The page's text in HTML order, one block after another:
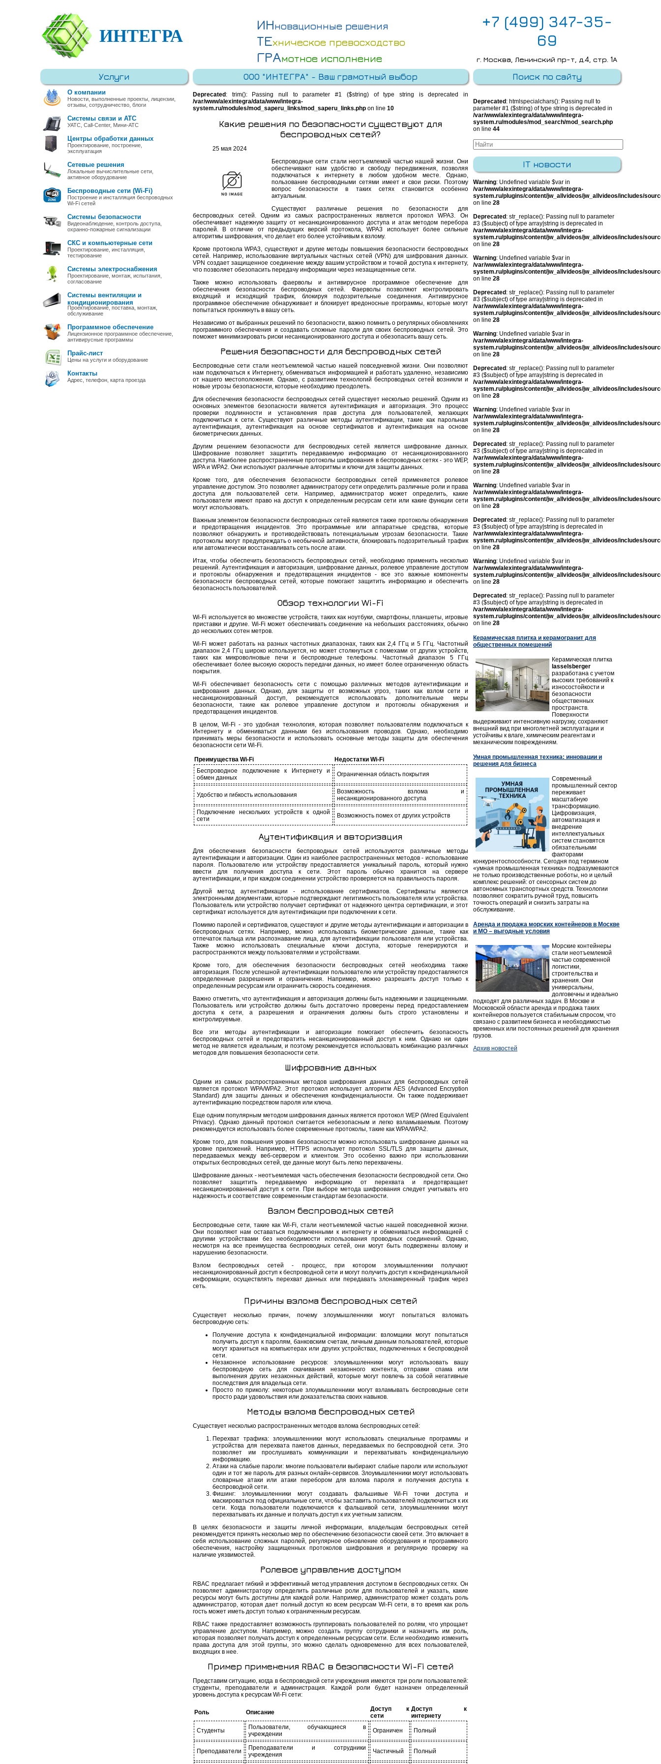
ИНТЕГРА
ИНновационные решения
ТЕхническое превосходство
ГРАмотное исполнение
+7 (499) 347-35-
69
г. Москва, Ленинский пр-т, д.4, стр. 1А
E-mail:info@integra-system.ru
Услуги
О компании
Новости, выполненные проекты, лицензии,
отзывы, сотрудничество, блоги
Системы связи и АТС
УАТС, Call-Center, Мини-АТС
Центры обработки данных
Проектирование, построение,
эксплуатация
Сетевые решения
Локальные вычислительные сети,
активное оборудование
Беспроводные сети (Wi-Fi)
Построение и инсталляция беспроводных
Wi-Fi сетей
Системы безопасности
Видеонаблюдение, контроль доступа,
охранно-пожарные сигнализации
СКС и компьютерные сети
Проектирование, инсталляция,
тестирование
Системы электроснабжения
Проектирование, монтаж, испытания,
согласование
Системы вентиляции и
кондиционирования
Проектирование, поставка, монтаж,
обслуживание
Программное обеспечение
Лицензионное программное обеспечение,
антивирусные программы
Прайс-лист
Цены на услуги и оборудование
Контакты
Адрес, телефон, карта проезда
ООО "ИНТЕГРА" - Ваш грамотный выбор
Deprecated : trim(): Passing null to parameter #1 ($string) of type string is deprecated in
/var/www/alexintegra/data/www/integra-
system.ru/modules/mod_saperu_links/mod_saperu_links.php on line 10
Какие решения по безопасности существуют для
беспроводных сетей?
25 мая 2024
Беспроводные сети стали неотъемлемой частью нашей жизни. Они
обеспечивают нам удобство и свободу передвижения, позволяя
подключаться к интернету в любом удобном месте. Однако,
пользование беспроводными сетями имеет и свои риски. Поэтому
вопрос безопасности в таких сетях становится особенно
актуальным.
Существуют различные решения по безопасности для
беспроводных сетей. Одним из самых распространенных является протокол WPA3. Он
обеспечивает надежную защиту от несанкционированного доступа и атак методом перебора
паролей. В отличие от предыдущих версий протокола, WPA3 использует более сильные
алгоритмы шифрования, что делает его более устойчивым к взлому.
Кроме протокола WPA3, существуют и другие методы повышения безопасности беспроводных
сетей. Например, использование виртуальных частных сетей (VPN) для шифрования данных.
VPN создает защищенное соединение между вашим устройством и точкой доступа к интернету,
что позволяет обезопасить передачу информации через незащищенные сети.
Также можно использовать фаерволы и антивирусное программное обеспечение для
обеспечения безопасности беспроводных сетей. Фаерволы позволяют контролировать
входящий и исходящий трафик, блокируя подозрительные соединения. Антивирусное
программное обеспечение обнаруживает и блокирует вредоносные программы, которые могут
попытаться проникнуть в вашу сеть.
Независимо от выбранных решений по безопасности, важно помнить о регулярных обновлениях
программного обеспечения и создавать сложные пароли для своих беспроводных сетей. Это
поможет минимизировать риски несанкционированного доступа и обезопасить вашу сеть.
Решения безопасности для беспроводных сетей
Беспроводные сети стали неотъемлемой частью нашей повседневной жизни. Они позволяют
нам подключаться к Интернету, обмениваться информацией и работать удаленно, независимо
от нашего местоположения. Однако, с развитием технологий беспроводных сетей возникли и
новые угрозы безопасности, которые необходимо преодолеть.
Для обеспечения безопасности беспроводных сетей существует несколько решений. Одним из
основных элементов безопасности является аутентификация и авторизация. Это процесс
проверки подлинности и установления прав доступа для пользователей, желающих
подключиться к сети. Существуют различные методы аутентификации, такие как парольная
аутентификация, аутентификация на основе сертификатов и аутентификация на основе
биометрических данных.
Другим решением безопасности для беспроводных сетей является шифрование данных.
Шифрование позволяет защитить передаваемую информацию от несанкционированного
доступа. Наиболее распространенные протоколы шифрования в беспроводных сетях - это WEP,
WPA и WPA2. Они используют различные алгоритмы и ключи для защиты данных.
Кроме того, для обеспечения безопасности беспроводных сетей применяется ролевое
управление доступом. Это позволяет администратору сети определить различные роли и права
доступа для пользователей сети. Например, администратор может определить, какие
пользователи имеют право на доступ к определенным ресурсам сети или какие функции сети
могут использовать.
Важным элементом безопасности беспроводных сетей являются также протоколы обнаружения
и предотвращения инцидентов. Это программные или аппаратные средства, которые
позволяют обнаружить и противодействовать потенциальным угрозам безопасности. Такие
протоколы могут предупреждать о необычной активности, блокировать подозрительный трафик
или автоматически восстанавливать сеть после атаки.
Итак, чтобы обеспечить безопасность беспроводных сетей, необходимо применить несколько
решений. Аутентификация и авторизация, шифрование данных, ролевое управление доступом
и протоколы обнаружения и предотвращения инцидентов - все это важные компоненты
безопасности беспроводных сетей, которые помогают защитить информацию и обеспечить
безопасность пользователей.
Обзор технологии Wi-Fi
Wi-Fi используется во множестве устройств, таких как ноутбуки, смартфоны, планшеты, игровые
приставки и другие. Wi-Fi может обеспечивать соединение на небольших расстояниях, обычно
до нескольких сотен метров.
Wi-Fi может работать на разных частотных диапазонах, таких как 2,4 ГГц и 5 ГГц. Частотный
диапазон 2,4 ГГц широко используется, но может столкнуться с помехами от других устройств,
таких как микроволновые печи и беспроводные телефоны. Частотный диапазон 5 ГГц
обеспечивает более высокую скорость передачи данных, но имеет более ограниченную область
покрытия.
Wi-Fi обеспечивает безопасность сети с помощью различных методов аутентификации и
шифрования данных. Однако, для защиты от возможных угроз, таких как взлом сети и
несанкционированный доступ, рекомендуется использовать дополнительные меры
безопасности, такие как ролевое управление доступом и протоколы обнаружения и
предотвращения инцидентов.
В целом, Wi-Fi - это удобная технология, которая позволяет пользователям подключаться к
Интернету и обмениваться данными без использования проводов. Однако, необходимо
принимать меры безопасности и использовать основные методы защиты для обеспечения
безопасности сети Wi-Fi.
Преимущества Wi-Fi
Недостатки Wi-Fi
Беспроводное подключение к Интернету и
обмен данных
Ограниченная область покрытия
Удобство и гибкость использования
Возможность взлома и
несанкционированного доступа
Подключение нескольких устройств к одной
сети
Возможность помех от других устройств
Аутентификация и авторизация
Для обеспечения безопасности беспроводных сетей используются различные методы
аутентификации и авторизации. Один из наиболее распространенных методов - использование
пароля. Пользователю или устройству предоставляется уникальный пароль, который нужно
ввести для получения доступа к сети. Этот пароль обычно хранится на сервере
аутентификации, и при каждом соединении устройство проверяется на правильность пароля.
Другой метод аутентификации - использование сертификатов. Сертификаты являются
электронными документами, которые подтверждают легитимность пользователя или устройства.
Пользователь или устройство получает сертификат от надежного центра сертификации, и этот
сертификат используется для аутентификации при подключении к сети.
Помимо паролей и сертификатов, существуют и другие методы аутентификации и авторизации в
беспроводных сетях. Например, можно использовать биометрические данные, такие как
отпечаток пальца или распознавание лица, для аутентификации пользователя или устройства.
Также можно использовать специальные ключи доступа, которые генерируются и
распространяются между пользователями и устройствами.
Кроме того, для обеспечения безопасности беспроводных сетей необходима также
авторизация. После успешной аутентификации пользователю или устройству предоставляются
определенные разрешения и ограничения. Например, можно разрешить доступ только к
определенным ресурсам или ограничить скорость соединения.
Важно отметить, что аутентификация и авторизация должны быть надежными и защищенными.
Пользователь или устройство должны быть достаточно проверены перед предоставлением
доступа к сети, а разрешения и ограничения должны быть строго установлены и
контролируемые.
Все эти методы аутентификации и авторизации помогают обеспечить безопасность
беспроводных сетей и предотвратить несанкционированный доступ к ним. Однако ни один
метод не является идеальным, и поэтому рекомендуется использовать комбинацию различных
методов для повышения безопасности сети.
Шифрование данных
Одним из самых распространенных методов шифрования данных для беспроводных сетей
является протокол WPA/WPA2. Этот протокол использует алгоритм AES (Advanced Encryption
Standard) для защиты данных и обеспечения конфиденциальности. Он также поддерживает
аутентификацию посредством пароля или ключа.
Еще одним популярным методом шифрования данных является протокол WEP (Wired Equivalent
Privacy). Однако данный протокол считается небезопасным и легко взламываемым. Поэтому
рекомендуется использовать более современные протоколы, такие как WPA/WPA2.
Кроме того, для повышения уровня безопасности можно использовать шифрование данных на
уровне приложений. Например, HTTPS использует протокол SSL/TLS для защиты данных,
передаваемых между веб-сервером и клиентом. Это особенно важно при использовании
открытых беспроводных сетей, где данные могут быть легко перехвачены.
Шифрование данных - неотъемлемая часть обеспечения безопасности беспроводной сети. Оно
позволяет защитить передаваемую информацию от перехвата и предотвращает
несанкционированный доступ к сети. При выборе метода шифрования следует учитывать его
надежность и соответствие современным стандартам безопасности.
Взлом беспроводных сетей
Беспроводные сети, такие как Wi-Fi, стали неотъемлемой частью нашей повседневной жизни.
Они позволяют нам оставаться подключенными к интернету и обмениваться информацией с
другими устройствами без необходимости использования проводных соединений. Однако,
несмотря на все преимущества беспроводных сетей, они могут быть подвержены взлому и
нарушению безопасности.
Взлом беспроводных сетей - процесс, при котором злоумышленники получают
несанкционированный доступ к беспроводной сети и могут получить доступ к конфиденциальной
информации, осуществлять перехват данных или передавать злонамеренный трафик через
сеть.
Причины взлома беспроводных сетей
Существует несколько причин, почему злоумышленники могут попытаться взломать
беспроводную сеть:
Получение доступа к конфиденциальной информации: взломщики могут попытаться
получить доступ к паролям, банковским счетам, личным данным пользователей, которые
могут храниться на компьютерах или других устройствах, подключенных к беспроводной
сети.
Незаконное использование ресурсов: злоумышленники могут использовать вашу
беспроводную сеть для скачивания незаконного контента, отправки спама или
выполнения других незаконных действий, которые могут повлечь за собой негативные
последствия для владельца сети.
Просто по приколу: некоторые злоумышленники могут взламывать беспроводные сети
просто ради удовольствия или доказательства своих навыков.
Методы взлома беспроводных сетей
Существует несколько распространенных методов взлома беспроводных сетей:
Перехват трафика: злоумышленники могут использовать специальные программы и
устройства для перехвата пакетов данных, передаваемых по беспроводной сети. Это
позволяет им прослушивать коммуникации и перехватывать конфиденциальную
информацию.
Атаки на слабые пароли: многие пользователи выбирают слабые пароли или используют
один и тот же пароль для разных онлайн-сервисов. Злоумышленники могут использовать
словарные атаки или атаки перебором для взлома пароля и получения доступа к
беспроводной сети.
Фишинг: злоумышленники могут создавать фальшивые Wi-Fi точки доступа и
маскироваться под официальные сети, чтобы заставить пользователей подключиться к их
сети. Когда пользователи подключаются к фальшивой сети, злоумышленники могут
перехватывать их данные и получать доступ к их учетным записям.
В целях безопасности и защиты личной информации, владельцам беспроводных сетей
рекомендуется принять несколько мер по обеспечению безопасности своей сети. Это включает в
себя использование сложных паролей, регулярное обновление оборудования и программного
обеспечения, настройку защищенных протоколов шифрования и регулярную проверку на
наличие уязвимостей.
Ролевое управление доступом
RBAC предлагает гибкий и эффективный метод управления доступом в беспроводных сетях. Он
позволяет администратору определить различные роли для пользователей и указать, какие
ресурсы могут быть доступны для каждой роли. Например, администратор может создать роль
администратор, которая дает полный доступ ко всем ресурсам Wi-Fi сети, в то время как роль
гость может иметь доступ только к ограниченным ресурсам.
RBAC также предоставляет возможность группировать пользователей по ролям, что упрощает
управление доступом. Например, можно создать группу сотрудники и назначить им роль,
которая позволяет получать доступ к определенным ресурсам сети. Если необходимо изменить
права доступа для этой группы, это можно сделать одновременно для всех пользователей,
входящих в нее.
Пример применения RBAC в безопасности Wi-Fi сетей
Представим ситуацию, когда в беспроводной сети учреждения имеются три роли пользователей:
студенты, преподаватели и администрация. Каждой роли будет назначен определенный
уровень доступа к ресурсам Wi-Fi сети:
Роль Описание
Доступ к
сети
Доступ к
интернету
Студенты
Пользователи, обучающиеся в
учреждении
Ограничен Полный
Преподаватели
Преподаватели и сотрудники
учреждения
Частичный Полный
Поиск по сайту
Deprecated : htmlspecialchars(): Passing null to
parameter #1 ($string) of type string is deprecated in
/var/www/alexintegra/data/www/integra-
system.ru/modules/mod_search/mod_search.php
on line 44
IT новости
Warning: Undefined variable $var in
/var/www/alexintegra/data/www/integra-
system.ru/plugins/content/jw_allvideos/jw_allvideos/includes/
on line 28
Deprecated : str_replace(): Passing null to parameter
#3 ($subject) of type array|string is deprecated in
/var/www/alexintegra/data/www/integra-
system.ru/plugins/content/jw_allvideos/jw_allvideos/includes/
on line 28
Warning: Undefined variable $var in
/var/www/alexintegra/data/www/integra-
system.ru/plugins/content/jw_allvideos/jw_allvideos/includes/
on line 28
Deprecated : str_replace(): Passing null to parameter
#3 ($subject) of type array|string is deprecated in
/var/www/alexintegra/data/www/integra-
system.ru/plugins/content/jw_allvideos/jw_allvideos/includes/
on line 28
Warning: Undefined variable $var in
/var/www/alexintegra/data/www/integra-
system.ru/plugins/content/jw_allvideos/jw_allvideos/includes/
on line 28
Deprecated : str_replace(): Passing null to parameter
#3 ($subject) of type array|string is deprecated in
/var/www/alexintegra/data/www/integra-
system.ru/plugins/content/jw_allvideos/jw_allvideos/includes/
on line 28
Warning: Undefined variable $var in
/var/www/alexintegra/data/www/integra-
system.ru/plugins/content/jw_allvideos/jw_allvideos/includes/
on line 28
Deprecated : str_replace(): Passing null to parameter
#3 ($subject) of type array|string is deprecated in
/var/www/alexintegra/data/www/integra-
system.ru/plugins/content/jw_allvideos/jw_allvideos/includes/
on line 28
Warning: Undefined variable $var in
/var/www/alexintegra/data/www/integra-
system.ru/plugins/content/jw_allvideos/jw_allvideos/includes/
on line 28
Deprecated : str_replace(): Passing null to parameter
#3 ($subject) of type array|string is deprecated in
/var/www/alexintegra/data/www/integra-
system.ru/plugins/content/jw_allvideos/jw_allvideos/includes/
on line 28
Warning: Undefined variable $var in
/var/www/alexintegra/data/www/integra-
system.ru/plugins/content/jw_allvideos/jw_allvideos/includes/
on line 28
Deprecated : str_replace(): Passing null to parameter
#3 ($subject) of type array|string is deprecated in
/var/www/alexintegra/data/www/integra-
system.ru/plugins/content/jw_allvideos/jw_allvideos/includes/
on line 28
Керамическая плитка и керамогранит для
общественных помещений
Керамическая плитка
lasselsberger
разработана с учетом
высоких требований к
износостойкости и
безопасности
общественных
пространств.
Поверхности
выдерживают интенсивную нагрузку, сохраняют
внешний вид при многолетней эксплуатации и
устойчивы к влаге, химическим реагентам и
механическим повреждениям.
Умная промышленная техника: инновации и
решения для бизнеса
Современный
промышленный сектор
переживает
масштабную
трансформацию.
Цифровизация,
автоматизация и
внедрение
интеллектуальных
систем становятся
обязательными
факторами
конкурентоспособности. Сегодня под термином
«умная промышленная техника» подразумеваются
не только производственные роботы, но и целый
комплекс решений: от сенсорных систем до
автономных транспортных средств. Технологии
позволяют сократить ручной труд, повысить
точность операций и снизить затраты на
обслуживание.
Аренда и продажа морских контейнеров в Москве
и МО – выгодные условия
Морские контейнеры
стали неотъемлемой
частью современной
логистики,
строительства и
хранения. Они
универсальны,
долговечны и идеально
подходят для различных задач. В Москве и
Московской области аренда и продажа таких
контейнеров пользуется стабильным спросом, что
связано с развитием бизнеса и необходимостью
временных или постоянных решений для хранения
грузов.
Архив новостей